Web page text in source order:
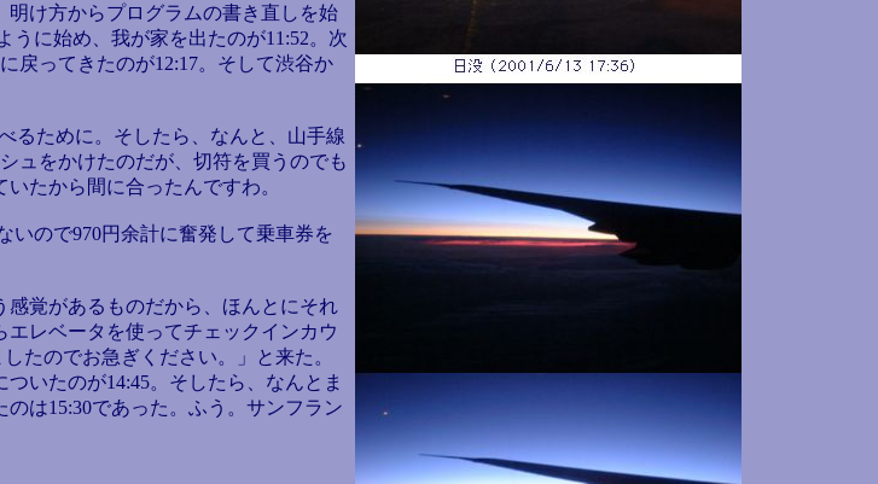
け方からプログラムの書き直しを始
うに始め、我が家を出たのが11:52。次
戻ってきたのが12:17。そして渋谷か
るために。そしたら、なんと、山手線
ュをかけたのだが、切符を買うのでも
たから間に合ったんですわ。
ので970円余計に奮発して乗車券を
覚があるものだから、ほんとにそれ
レベータを使ってチェックインカウ
たのでお急ぎください。」と来た。
いたのが14:45。そしたら、なんとま
は15:30であった。ふう。サンフラン